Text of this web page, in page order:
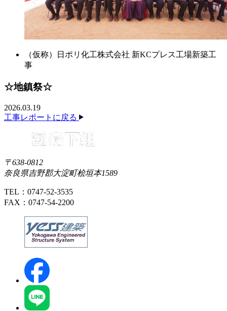
（仮称）日ポリ化工株式会社 新KCプレス工場新築工
事
☆地鎮祭☆
2026.03.19
工事レポートに戻る
〒638-0812
奈良県吉野郡大淀町桧垣本1589
TEL：0747-52-3535
FAX：0747-54-2200